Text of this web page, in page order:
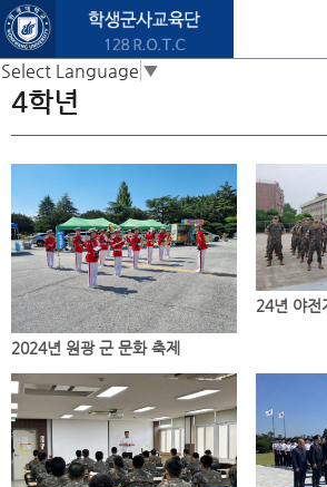
본문 바로가기
Select Language ▼
4학년
2024년 원광 군 문화 축제